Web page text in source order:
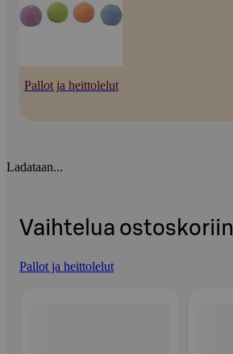
Pallot ja heittolelut
Ladataan...
Vaihtelua ostoskoriin
Pallot ja heittolelut